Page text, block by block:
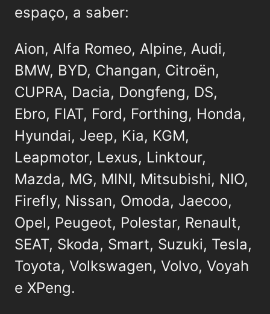
espaço, a saber:
Aion, Alfa Romeo, Alpine, Audi,
BMW, BYD, Changan, Citroën,
CUPRA, Dacia, Dongfeng, DS,
Ebro, FIAT, Ford, Forthing, Honda,
Hyundai, Jeep, Kia, KGM,
Leapmotor, Lexus, Linktour,
Mazda, MG, MINI, Mitsubishi, NIO,
Firefly, Nissan, Omoda, Jaecoo,
Opel, Peugeot, Polestar, Renault,
SEAT, Skoda, Smart, Suzuki, Tesla,
Toyota, Volkswagen, Volvo, Voyah
e XPeng.